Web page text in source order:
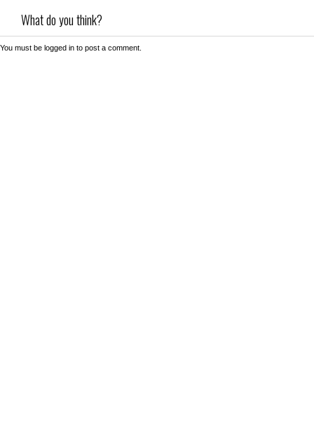
What do you think?
You must be logged in to post a comment.